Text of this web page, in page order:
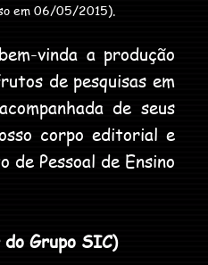
em 06/05/2015).
vinda a produção
de pesquisas em
de seus
corpo editorial e
Pessoal de Ensino
Grupo SIC)